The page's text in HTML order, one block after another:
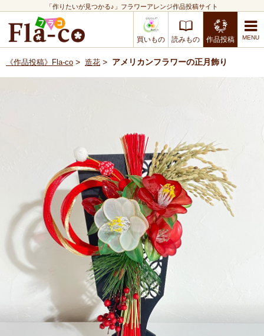
「作りたいが見つかる♪」フラワーアレンジ作品投稿サイト
買いもの 読みもの 作品投稿
《作品投稿》Fla-co > 造花 > アメリカンフラワーの正月飾り